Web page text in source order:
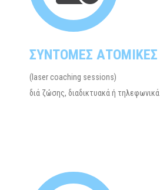
ΣΥΝΤΟΜΕΣ ΑΤΟΜΙΚΕΣ
(laser coaching sessions)
διά ζώσης, διαδικτυακά ή τηλεφωνικά